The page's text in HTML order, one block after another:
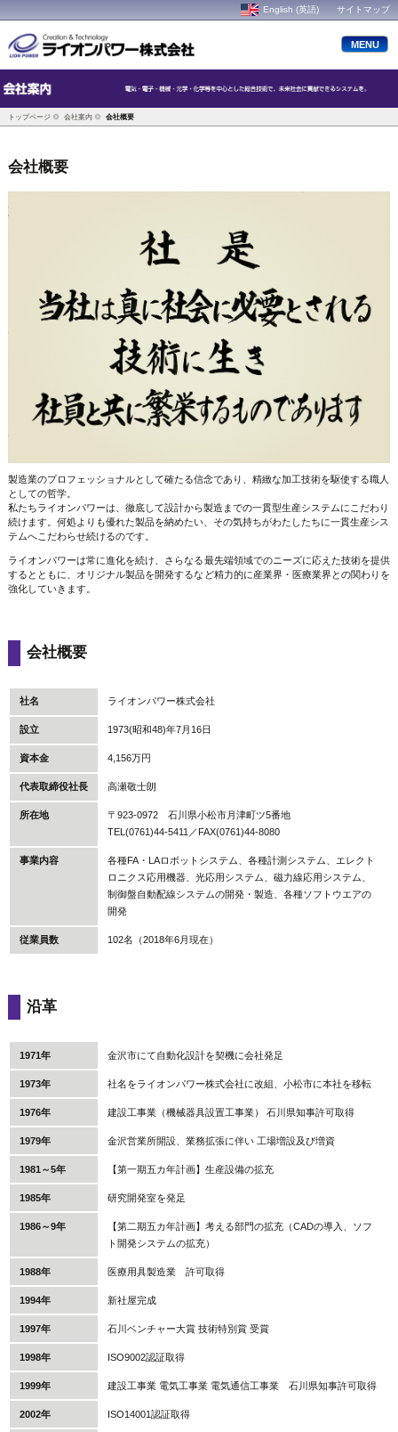
English (英語) サイトマップ
MENU
トップページ 会社案内 会社概要
会社概要
製造業のプロフェッショナルとして確たる信念であり、精緻な加工技術を駆使する職人
としての哲学。
私たちライオンパワーは、徹底して設計から製造までの一貫型生産システムにこだわり
続けます。何処よりも優れた製品を納めたい、その気持ちがわたしたちに一貫生産シス
テムへこだわらせ続けるのです。
ライオンパワーは常に進化を続け、さらなる最先端領域でのニーズに応えた技術を提供
するとともに、オリジナル製品を開発するなど精力的に産業界・医療業界との関わりを
強化していきます。
会社概要
社名 ライオンパワー株式会社
設立 1973(昭和48)年7月16日
資本金 4,156万円
代表取締役社長 高瀬敬士朗
所在地
〒923-0972 石川県小松市月津町ツ5番地
TEL(0761)44-5411／FAX(0761)44-8080
事業内容
各種FA・LAロボットシステム、各種計測システム、エレクト
ロニクス応用機器、光応用システム、磁力線応用システム、
制御盤自動配線システムの開発・製造、各種ソフトウエアの
開発
従業員数 102名（2018年6月現在）
沿革
1971年 金沢市にて自動化設計を契機に会社発足
1973年 社名をライオンパワー株式会社に改組、小松市に本社を移転
1976年 建設工事業（機械器具設置工事業） 石川県知事許可取得
1979年 金沢営業所開設、業務拡張に伴い 工場増設及び増資
1981～5年 【第一期五カ年計画】生産設備の拡充
1985年 研究開発室を発足
1986～9年
【第二期五カ年計画】考える部門の拡充（CADの導入、ソフ
ト開発システムの拡充）
1988年 医療用具製造業 許可取得
1994年 新社屋完成
1997年 石川ベンチャー大賞 技術特別賞 受賞
1998年 ISO9002認証取得
1999年 建設工事業 電気工事業 電気通信工事業 石川県知事許可取得
2002年 ISO14001認証取得